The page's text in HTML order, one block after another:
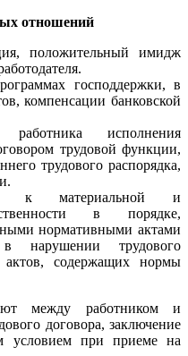
отношений
положительный имидж
господдержки, в
компенсации банковской
исполнения
трудовой функции,
трудового распорядка,
к материальной и
в порядке,
нормативными актами
нарушении трудового
актов, содержащих нормы
между работником и
договора, заключение
условием при приеме на